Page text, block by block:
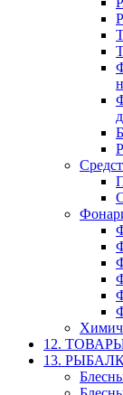
12.
13.